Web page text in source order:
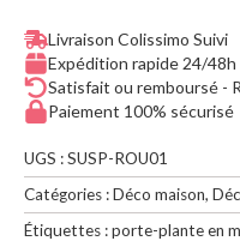
macramé
RougeLivraison Colissimo Suivi
Expédition rapide 24/48h
Satisfait ou remboursé -
Paiement 100% sécurisé
UGS :SUSP-ROU01
Catégories :Déco maison,
Étiquettes :porte-plante en